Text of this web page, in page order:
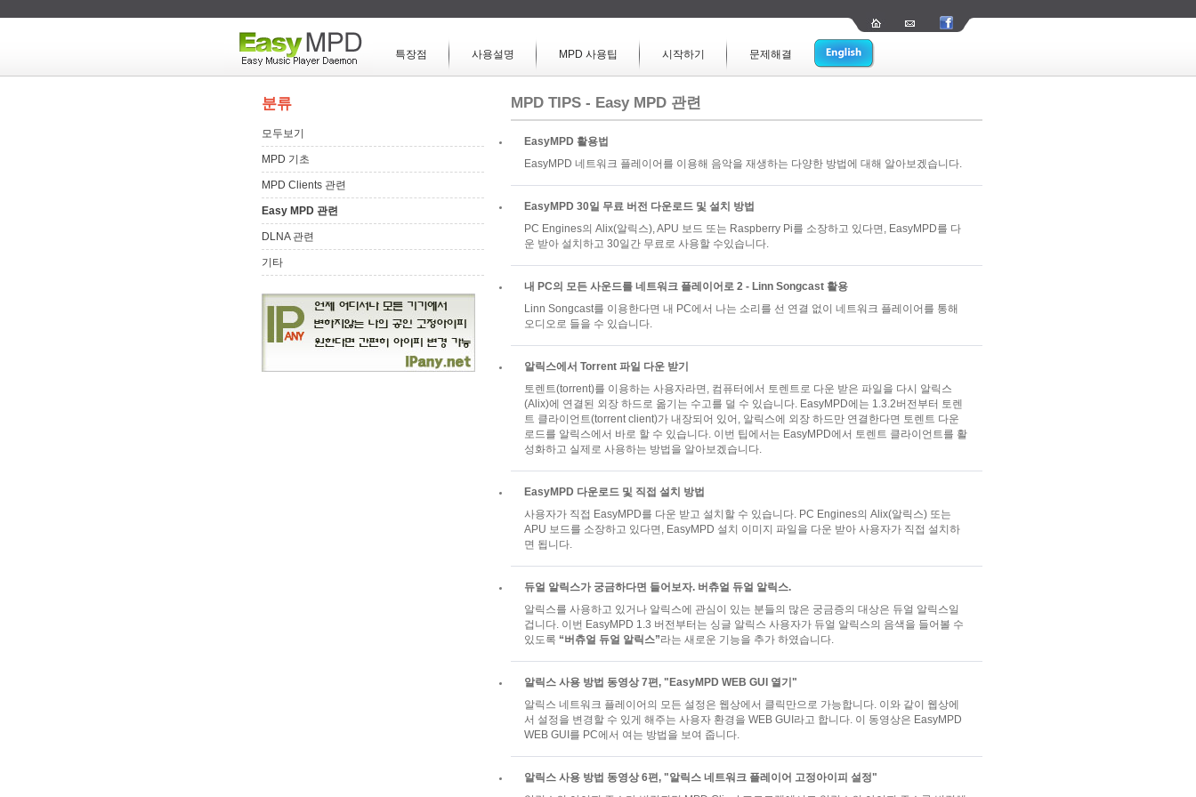
특장점 사용설명 MPD 사용팁 시작하기 문제해결
MPD TIPS - Easy MPD 관련
EasyMPD 활용법
EasyMPD 네트워크 플레이어를 이용해 음악을 재생하는 다양한 방법에 대해 알아보겠습니다.
EasyMPD 30일 무료 버전 다운로드 및 설치 방법
PC Engines의 Alix(알릭스), APU 보드 또는 Raspberry Pi를 소장하고 있다면, EasyMPD를 다
운 받아 설치하고 30일간 무료로 사용할 수있습니다.
내 PC의 모든 사운드를 네트워크 플레이어로 2 - Linn Songcast 활용
Linn Songcast를 이용한다면 내 PC에서 나는 소리를 선 연결 없이 네트워크 플레이어를 통해
오디오로 들을 수 있습니다.
알릭스에서 Torrent 파일 다운 받기
토렌트(torrent)를 이용하는 사용자라면, 컴퓨터에서 토렌트로 다운 받은 파일을 다시 알릭스
(Alix)에 연결된 외장 하드로 옮기는 수고를 덜 수 있습니다. EasyMPD에는 1.3.2버전부터 토렌
트 클라이언트(torrent client)가 내장되어 있어, 알릭스에 외장 하드만 연결한다면 토렌트 다운
로드를 알릭스에서 바로 할 수 있습니다. 이번 팁에서는 EasyMPD에서 토렌트 클라이언트를 활
성화하고 실제로 사용하는 방법을 알아보겠습니다.
EasyMPD 다운로드 및 직접 설치 방법
사용자가 직접 EasyMPD를 다운 받고 설치할 수 있습니다. PC Engines의 Alix(알릭스) 또는
APU 보드를 소장하고 있다면, EasyMPD 설치 이미지 파일을 다운 받아 사용자가 직접 설치하
면 됩니다.
듀얼 알릭스가 궁금하다면 들어보자. 버츄얼 듀얼 알릭스.
알릭스를 사용하고 있거나 알릭스에 관심이 있는 분들의 많은 궁금증의 대상은 듀얼 알릭스일
겁니다. 이번 EasyMPD 1.3 버전부터는 싱글 알릭스 사용자가 듀얼 알릭스의 음색을 들어볼 수
있도록 “버츄얼 듀얼 알릭스”라는 새로운 기능을 추가 하였습니다.
알릭스 사용 방법 동영상 7편, "EasyMPD WEB GUI 열기"
알릭스 네트워크 플레이어의 모든 설정은 웹상에서 클릭만으로 가능합니다. 이와 같이 웹상에
서 설정을 변경할 수 있게 해주는 사용자 환경을 WEB GUI라고 합니다. 이 동영상은 EasyMPD
WEB GUI를 PC에서 여는 방법을 보여 줍니다.
알릭스 사용 방법 동영상 6편, "알릭스 네트워크 플레이어 고정아이피 설정"
분류
모두보기
MPD 기초
MPD Clients 관련
Easy MPD 관련
DLNA 관련
기타